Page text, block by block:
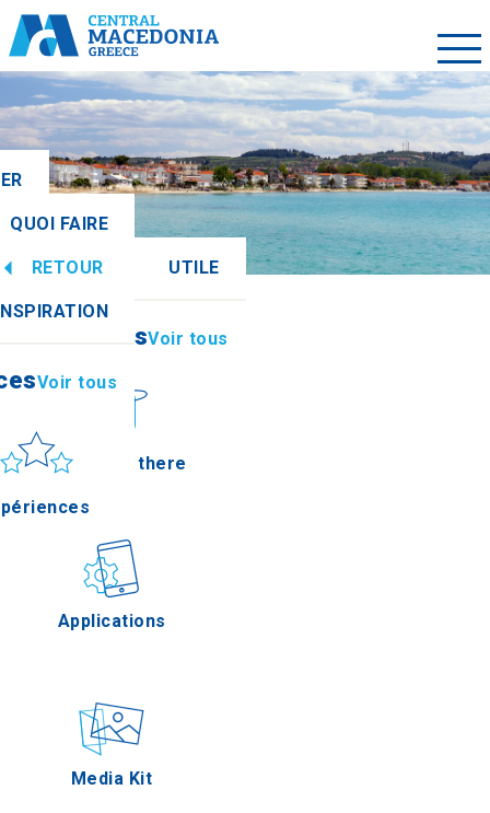
QUOI FAIRE
RETOUR UTILE
Voir tous
How to get there
Applications
Media Kit
Voir tous